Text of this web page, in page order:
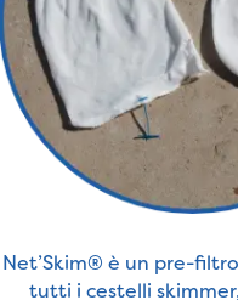
Net’Skim® è un pre-
tutti i cestelli